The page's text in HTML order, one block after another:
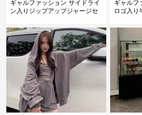
ギャルファッション サイドライ
ン入りジップアップジャージセ
ギャルフ
ロゴ入り